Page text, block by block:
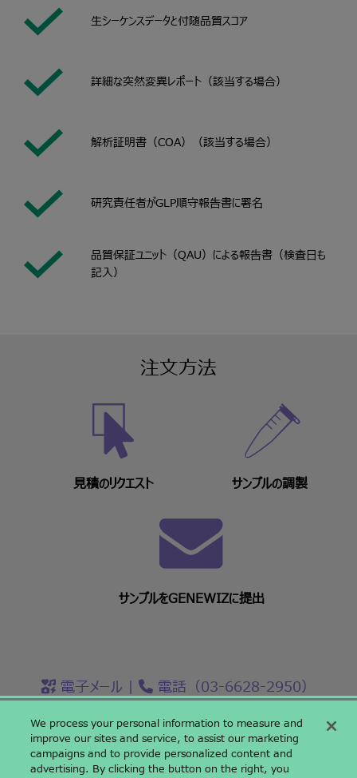
生シーケンスデータと付随品質スコア
詳細な突然変異レポート（該当する場合）
解析証明書（COA）（該当する場合）
研究責任者がGLP順守報告書に署名
品質保証ユニット（QAU）による報告書（検査日も
記入）
注文方法
見積のリクエスト サンプルの調製
サンプルをGENEWIZに提出
電子メール | 電話（03-6628-2950）
〒142-0043 東京都品川区二葉二丁目9番15号 NFパークビルディング
We process your personal information to measure and
improve our sites and service, to assist our marketing
campaigns and to provide personalized content and
advertising. By clicking the button on the right, you